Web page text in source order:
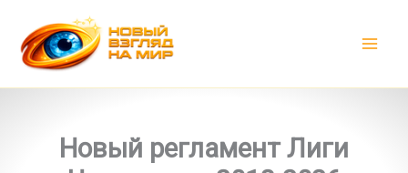
содержимому
Новый регламент Лиги